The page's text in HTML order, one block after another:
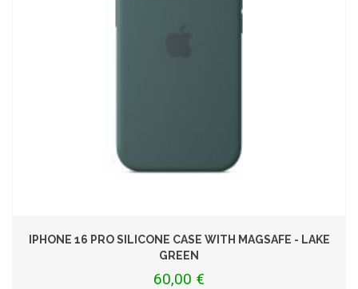
IPHONE 16 PRO SILICONE CASE WITH MAGSAFE - LAKE
GREEN
60,00 €